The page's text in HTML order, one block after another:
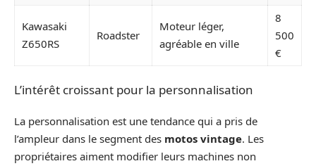
Kawasaki
Z650RS
Roadster
Moteur léger,
agréable en ville
8
500
€
L’intérêt croissant pour la personnalisation
La personnalisation est une tendance qui a pris de
l’ampleur dans le segment des motos vintage. Les
propriétaires aiment modifier leurs machines non